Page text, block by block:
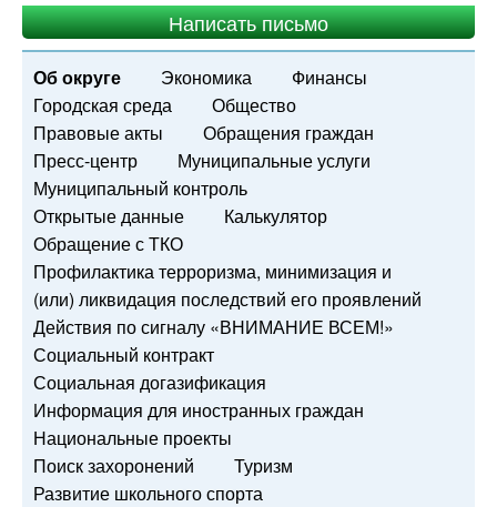
Написать письмо
Об округе Экономика
Финансы
Городская среда
Общество
Правовые акты
Обращения граждан
Пресс-центр
Муниципальные услуги
Муниципальный контроль
Открытые данные
Калькулятор
Обращение с ТКО
Профилактика терроризма, минимизация и
(или) ликвидация последствий его проявлений
Действия по сигналу «ВНИМАНИЕ ВСЕМ!»
Социальный контракт
Социальная догазификация
Информация для иностранных граждан
Национальные проекты
Поиск захоронений
Туризм
Развитие школьного спорта